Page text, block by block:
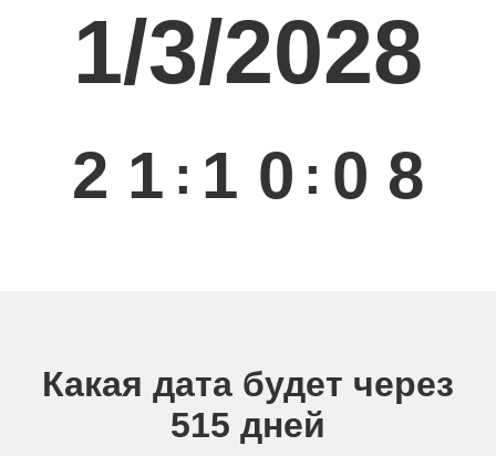
1/3/2028
2 1 : 1 0 : 0 8
Какая дата будет через
515 дней